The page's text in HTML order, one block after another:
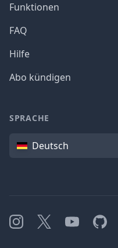
Funktionen
FAQ
Hilfe
Abo kündigen
SPRACHE
SpracheDeutsch
Instagram
X YouTubeGitHub